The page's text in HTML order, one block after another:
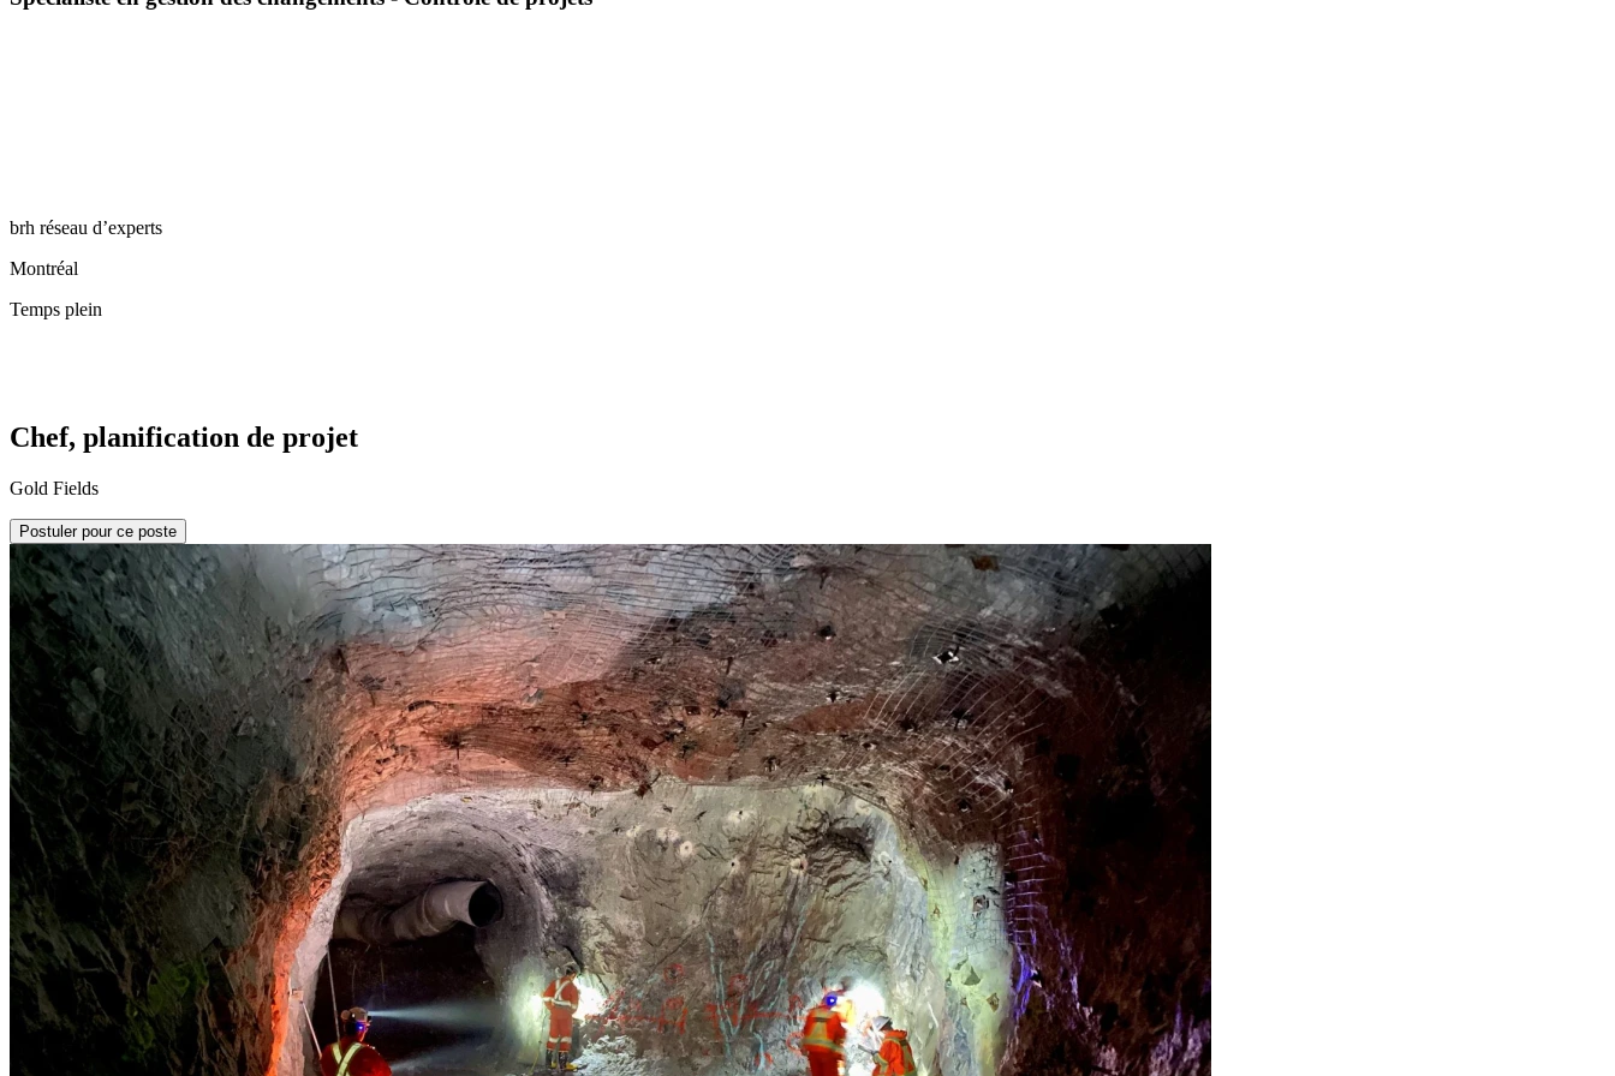
brh réseau d’experts
Montréal
Temps plein
Chef, planification de projet
Gold Fields
Postuler pour ce poste